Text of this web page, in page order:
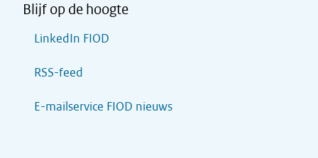
Blijf op de hoogte
LinkedIn FIOD
RSS-feed
E-mailservice FIOD nieuws